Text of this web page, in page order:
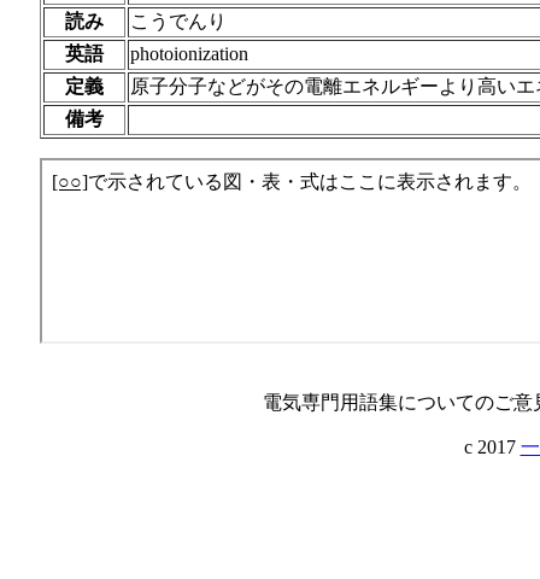
読み
こうでんり
英語
photoionization
定義
原子分子などがその電離エネルギーより高い
備考
電気専門用語集についてのご意
c 2017